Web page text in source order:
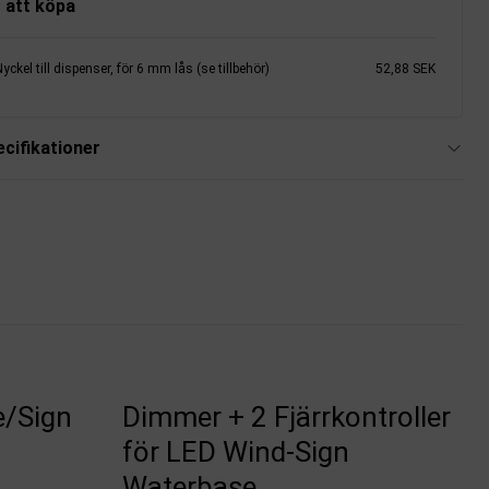
att köpa
till dispenser, för 6 mm lås (se tillbehör) 52,88 SEK
Sign
Dimmer + 2 Fjärrkontroller
för LED Wind-Sign